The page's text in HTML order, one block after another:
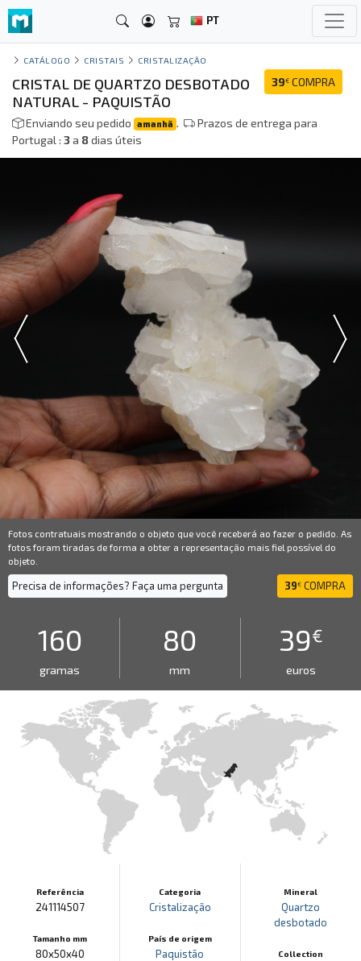
PT
CATÁLOGO CRISTAIS CRISTALIZAÇÃO
39€ COMPRA
CRISTAL DE QUARTZO DESBOTADO
NATURAL - PAQUISTÃO
Enviando seu pedido amanhã .
Prazos de entrega para
Portugal : 3a 8dias úteis
Fotos contratuais mostrando o objeto que você receberá ao fazer o pedido. As
fotos foram tiradas de forma a obter a representação mais fiel possível do
objeto.
Precisa de informações? Faça uma pergunta 39€ COMPRA
160
gramas
80
mm
39€
euros
Referência
241114507
Tamanho mm
80x50x40
Categoria
Cristalização
País de origem
Paquistão
Mineral
Quartzo
desbotado
Collection